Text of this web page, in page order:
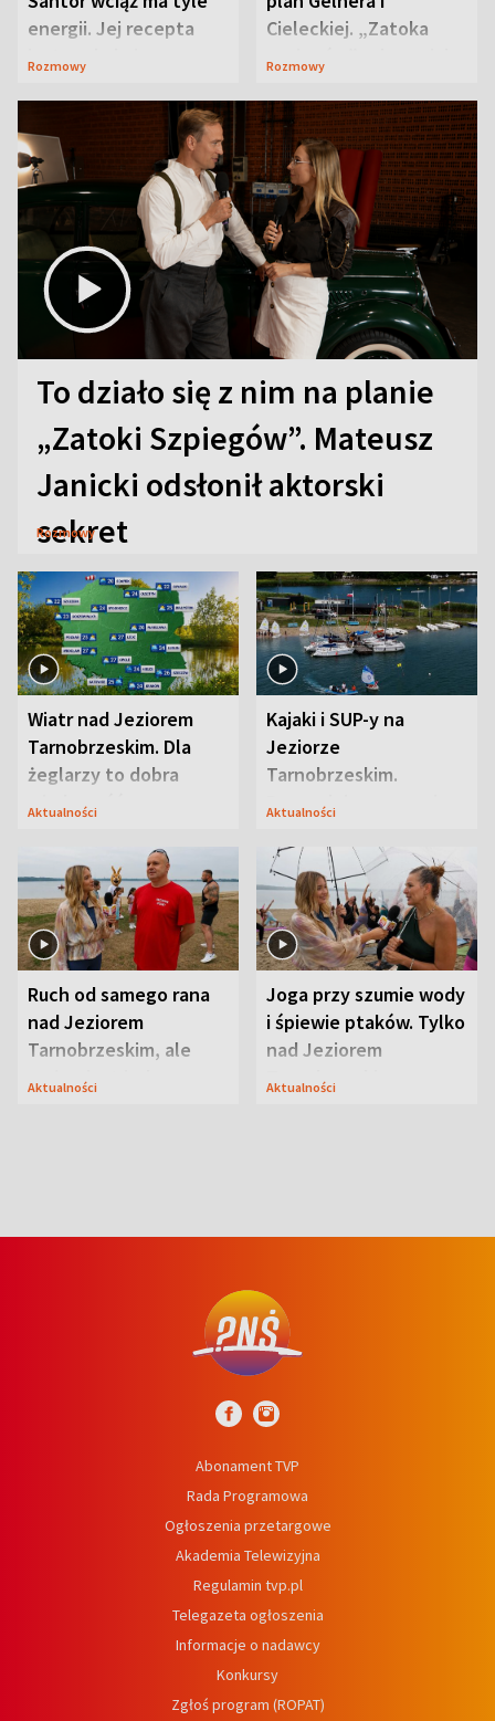
energii. Jej recepta
jest zaskakująco
Rozmowy
Cieleckiej. „Zatoka
szpiegów” od razu ich
Rozmowy
To działo się z nim na planie
„Zatoki Szpiegów”. Mateusz
Janicki odsłonił aktorski
sekret
Rozmowy
Wiatr nad Jeziorem
Tarnobrzeskim. Dla
żeglarzy to dobra
wiadomość
Aktualności
Kajaki i SUP-y na
Jeziorze
Tarnobrzeskim.
Przyrodnicy zwracają
Aktualności
Ruch od samego rana
nad Jeziorem
Tarnobrzeskim, ale
ważna jest jedna
Aktualności
Joga przy szumie wody
i śpiewie ptaków. Tylko
nad Jeziorem
Tarnobrzeskim
Aktualności
Abonament TVP
Rada Programowa
Ogłoszenia przetargowe
Akademia Telewizyjna
Regulamin tvp.pl
Telegazeta ogłoszenia
Informacje o nadawcy
Konkursy
Zgłoś program (ROPAT)